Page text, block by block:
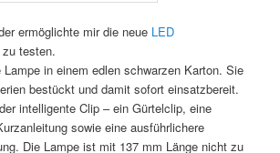
ermöglichte mir die neue LED
zu testen.
Lampe in einem edlen schwarzen Karton. Sie
bestückt und damit sofort einsatzbereit.
intelligente Clip – ein Gürtelclip, eine
sowie eine ausführlichere
Die Lampe ist mit 137 mm Länge nicht zu